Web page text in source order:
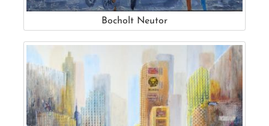
Bocholt Neutor